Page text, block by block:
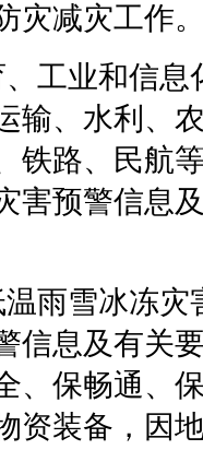
灾减灾工作。
、工业和信
输、水利、
铁路、民航
害预警信息
温雨雪冰冻
信息及有关
、保畅通、
资装备，因